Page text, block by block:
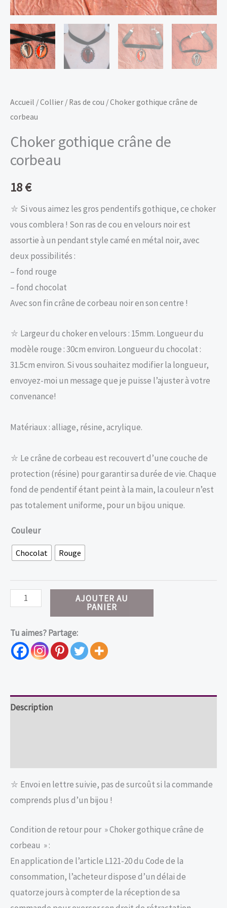
Accueil /Collier / Ras de cou / Choker gothique crâne de
corbeau
Choker gothique crâne de
corbeau
18€
⛥ Si vous aimez les gros pendentifs gothique, ce choker
vous comblera ! Son ras de cou en velours noir est
assortie à un pendant style camé en métal noir, avec
deux possibilités :
– fond rouge
– fond chocolat
Avec son fin crâne de corbeau noir en son centre !
⛥ Largeur du choker en velours : 15mm. Longueur du
modèle rouge : 30cm environ. Longueur du chocolat :
31.5cm environ. Si vous souhaitez modifier la longueur,
envoyez-moi un message que je puisse l’ajuster à votre
convenance!
Matériaux : alliage, résine, acrylique.
⛥ Le crâne de corbeau est recouvert d’une couche de
protection (résine) pour garantir sa durée de vie. Chaque
fond de pendentif étant peint à la main, la couleur n’est
pas totalement uniforme, pour un bijou unique.
Couleur
Chocolat Rouge
quantité
Choker
gothique
crâne
AJOUTER AU
PANIER
Tu aimes? Partage:
Description
⛥ Envoi en lettre suivie, pas de surcoût si la commande
comprends plus d’un bijou !
Condition de retour pour » Choker gothique crâne de
corbeau » :
En application de l’article L121-20 du Code de la
consommation, l’acheteur dispose d’un délai de
quatorze jours à compter de la réception de sa